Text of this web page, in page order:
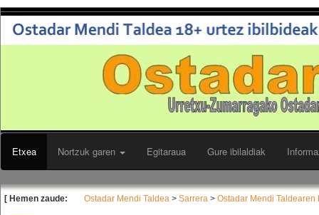
Etxea Nortzuk garen Egitaraua Gure ibilaldiak
[ Hemen zaude: Ostadar Mendi Taldea > Sarrera > Ostadar Mendi Taldearen